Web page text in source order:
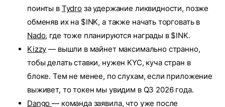
поинты в Tydroза удержание ликвидности, позже
обменяв их на $INK, а также начать торговать в
Nado, где тоже планируются награды в $INK.
Kizzy — вышли в майнет максимально странно,
тобы делать ставки, нужен KYC, куча стран в
блоке. Тем не менее, по слухам, если приложение
выживет, то токен мы увидим в Q3 2026 года.
Dango— команда заявила, что уже после